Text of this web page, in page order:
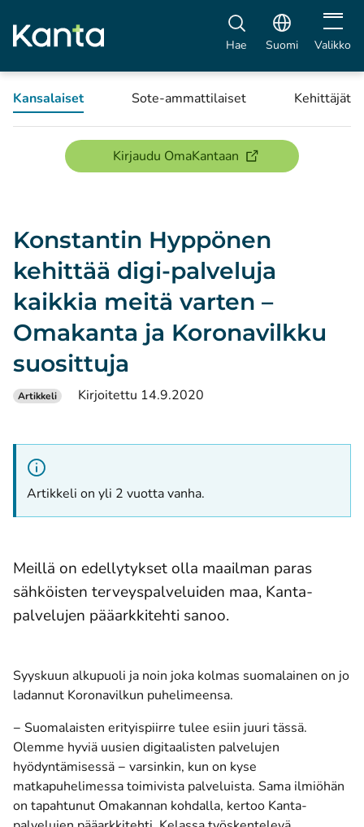
Hae Suomi Avaa
Valikko
Kansalaiset Sote-ammattilaiset Kehittäjät
Kirjaudu OmaKantaan(avautuu uuteen
Konstantin Hyppönen
kehittää digi-palveluja
kaikkia meitä varten –
Omakanta ja Koronavilkku
suosittuja
Artikkeli Kirjoitettu 14.9.2020
Artikkeli on yli 2 vuotta vanha.
Meillä on edellytykset olla maailman paras
sähköisten terveyspalveluiden maa, Kanta-
palvelujen pääarkkitehti sanoo.
Syyskuun alkupuoli ja noin joka kolmas suomalainen on jo
ladannut Koronavilkun puhelimeensa.
− Suomalaisten erityispiirre tulee esiin juuri tässä.
Olemme hyviä uusien digitaalisten palvelujen
hyödyntämisessä − varsinkin, kun on kyse
matkapuhelimessa toimivista palveluista. Sama ilmiöhän
on tapahtunut Omakannan kohdalla, kertoo Kanta-